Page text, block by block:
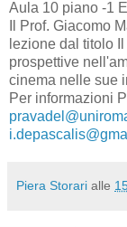
Aula 10 piano -1
Il Prof. Giacomo
lezione dal titolo
prospettive
cinema nelle sue
Per informazioni
Piera Storari alle